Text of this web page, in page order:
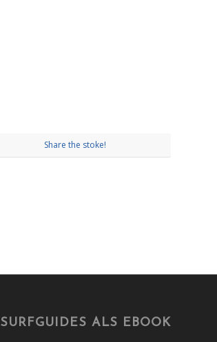
Share the stoke!
SURFGUIDES ALS EBOOK